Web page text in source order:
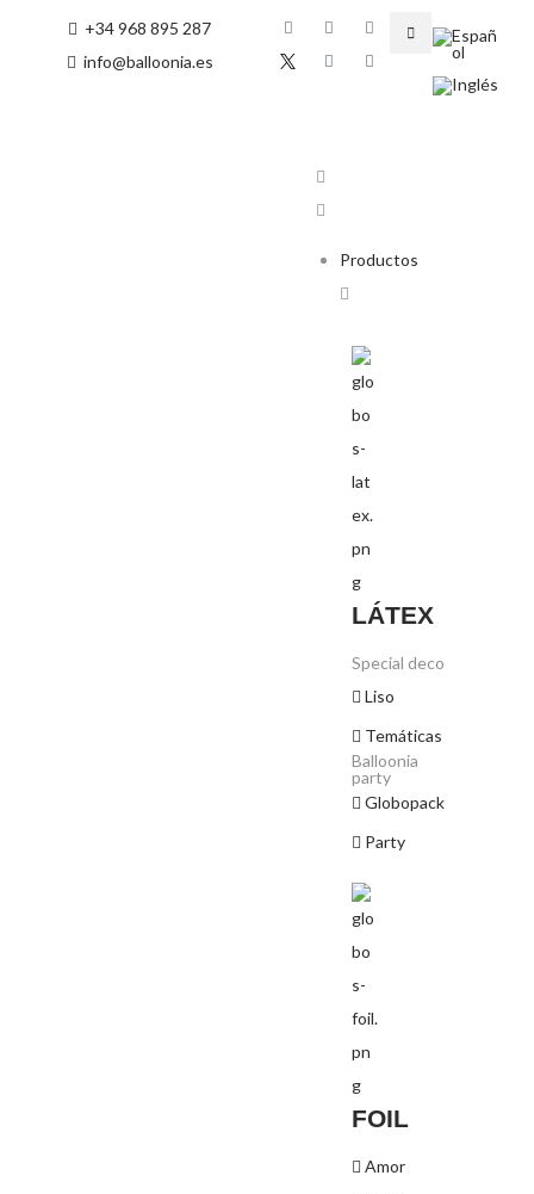
+34 968 895 287
info@balloonia.es
Productos
LÁTEX
Special deco
Liso
Temáticas
Balloonia
party
Globopack
Party
FOIL
Amor